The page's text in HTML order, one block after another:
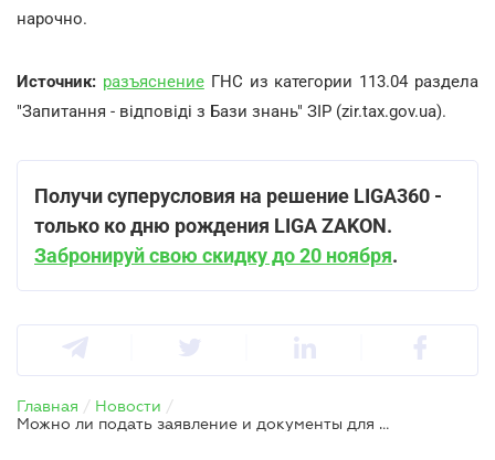
нарочно.
Источник: разъяснениеГНС из категории 113.04 раздела
"Запитання - відповіді з Бази знань" ЗІР (zir.tax.gov.ua).
Получи суперусловия на решение LIGA360 -
только ко дню рождения LIGA ZAKON.
Забронируй свою скидку до 20 ноября.
Главная / Новости /
Можно ли подать заявление и документы для внесения мест хранения алкогольных напитков и табачных изделий через Электронный кабинет